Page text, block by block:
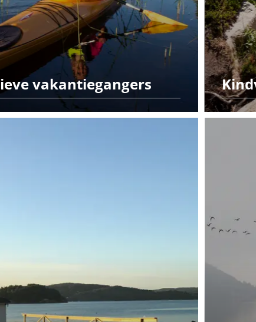
vakantiegangers